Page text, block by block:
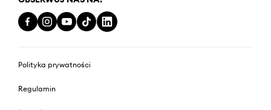
Polityka prywatności
Regulamin